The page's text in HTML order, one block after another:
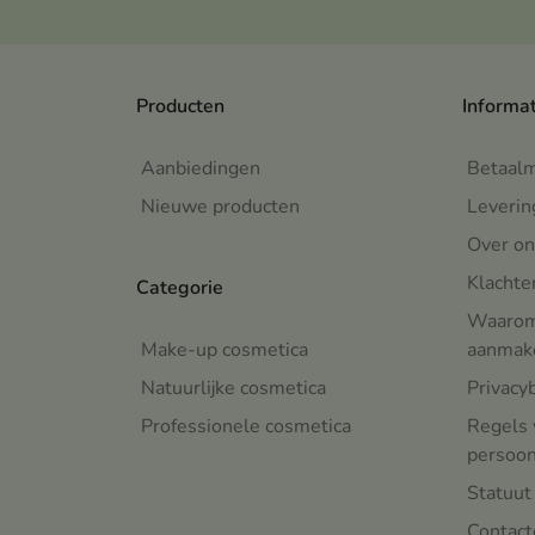
Producten
Aanbiedingen
Nieuwe producten
Over
Regels
Statuut
Categorie
Make-up cosmetica
Natuurlijke cosmetica
Professionele cosmetica